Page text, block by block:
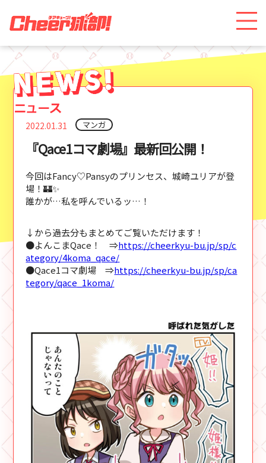
2022.01.31 マンガ
『Qace1コマ劇場』最新回公開！
今回はFancy♡Pansyのプリンセス、城崎ユリアが登
場！🏰✨
誰かが…私を呼んでいるッ…！
↓から過去分もまとめてご覧いただけます！
●よんこまQace！ ⇒https://cheerkyu-bu.jp/sp/c
ategory/4koma_qace/
●Qace1コマ劇場 ⇒https://cheerkyu-bu.jp/sp/ca
tegory/qace_1koma/